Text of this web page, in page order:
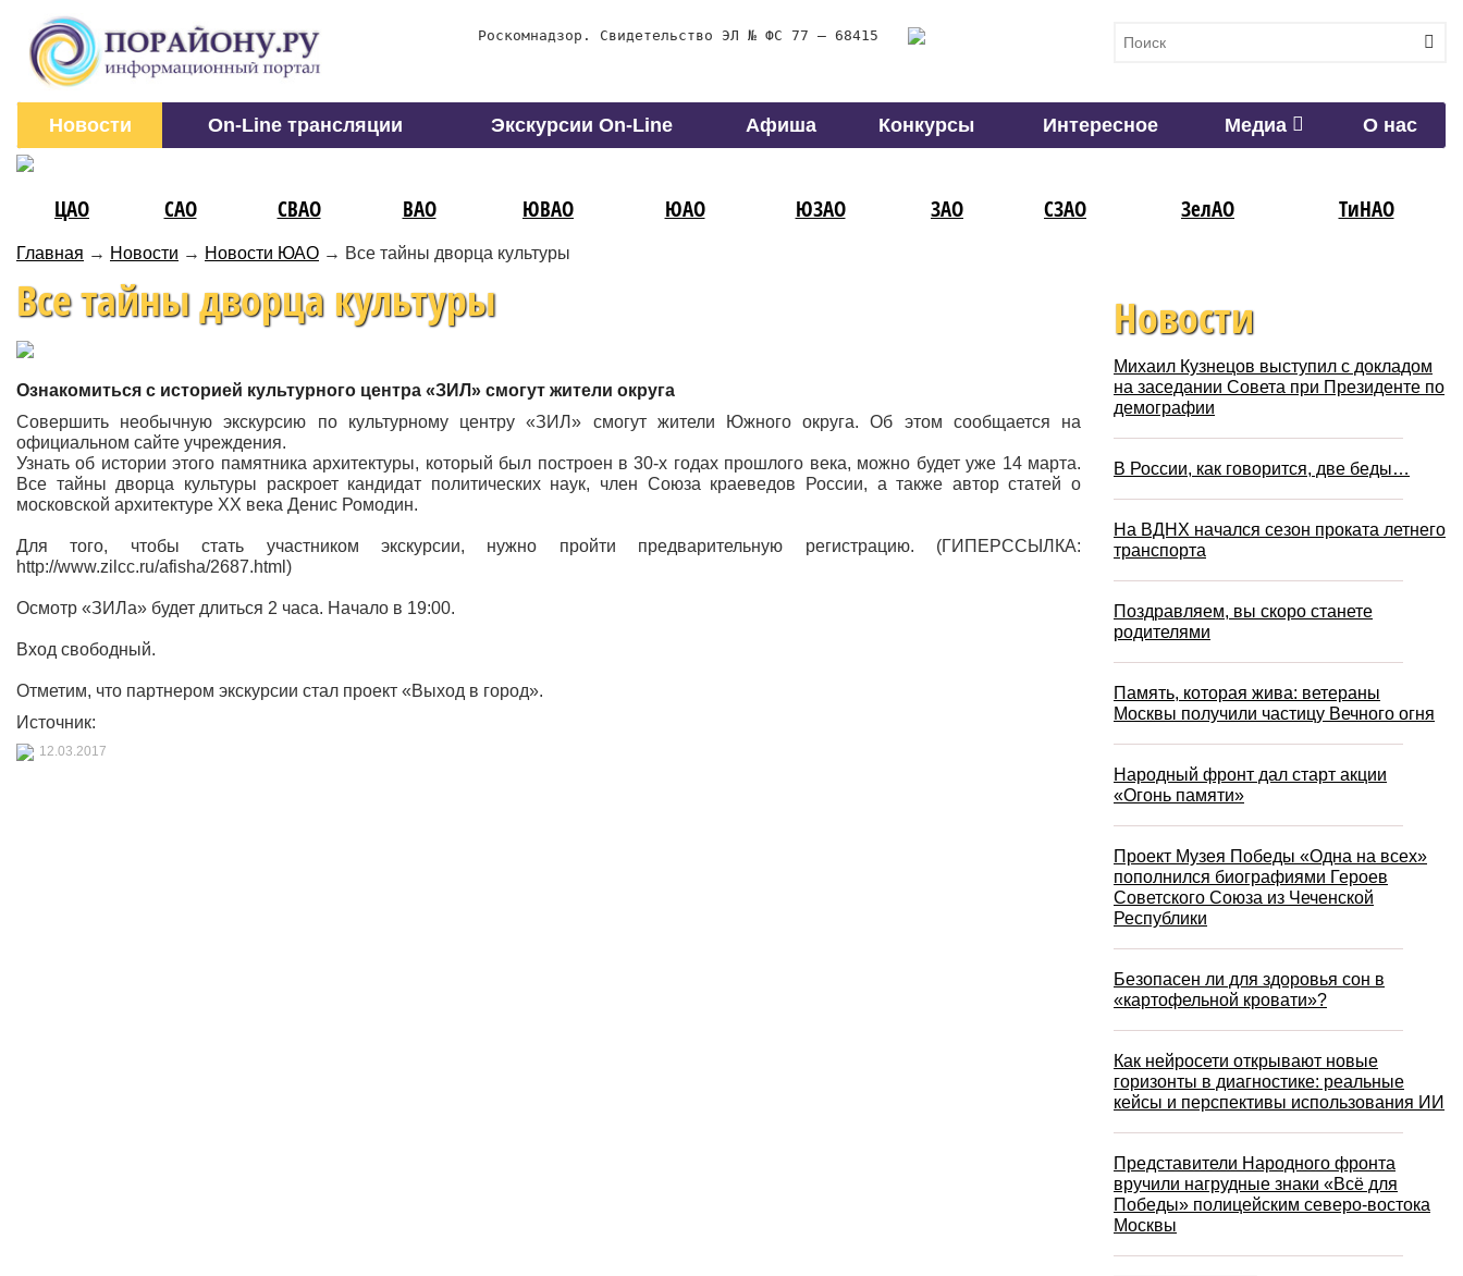
Роскомнадзор. Свидетельство ЭЛ № ФС 77 – 68415
Новости On-Line трансляции Экскурсии On-Line Афиша Конкурсы Интересное Медиа О нас
ЦАО САО СВАО ВАО ЮВАО ЮАО ЮЗАО ЗАО СЗАО ЗелАО ТиНАО
Главная → Новости → Новости ЮАО → Все тайны дворца культуры
Все тайны дворца культуры
Ознакомиться с историей культурного центра «ЗИЛ» смогут жители округа
Совершить необычную экскурсию по культурному центру «ЗИЛ» смогут жители Южного округа. Об этом сообщается на
официальном сайте учреждения.
Узнать об истории этого памятника архитектуры, который был построен в 30-х годах прошлого века, можно будет уже 14 марта.
Все тайны дворца культуры раскроет кандидат политических наук, член Союза краеведов России, а также автор статей о
московской архитектуре ХХ века Денис Ромодин.
Для того, чтобы стать участником экскурсии, нужно пройти предварительную регистрацию. (ГИПЕРССЫЛКА:
http://www.zilcc.ru/afisha/2687.html)
Осмотр «ЗИЛа» будет длиться 2 часа. Начало в 19:00.
Вход свободный.
Отметим, что партнером экскурсии стал проект «Выход в город».
Источник:
12.03.2017
Новости
Михаил Кузнецов выступил с докладом
на заседании Совета при Президенте по
демографии
В России, как говорится, две беды…
На ВДНХ начался сезон проката летнего
транспорта
Поздравляем, вы скоро станете
родителями
Память, которая жива: ветераны
Москвы получили частицу Вечного огня
Народный фронт дал старт акции
«Огонь памяти»
Проект Музея Победы «Одна на всех»
пополнился биографиями Героев
Советского Союза из Чеченской
Республики
Безопасен ли для здоровья сон в
«картофельной кровати»?
Как нейросети открывают новые
горизонты в диагностике: реальные
кейсы и перспективы использования ИИ
Представители Народного фронта
вручили нагрудные знаки «Всё для
Победы» полицейским северо-востока
Москвы